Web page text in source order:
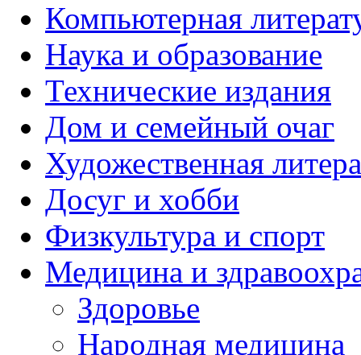
Компьютерная
Наука и образование
Технические издания
Дом и семейный очаг
Художественная
Досуг и хобби
Физкультура и спорт
Медицина и
Здоровье
Народная медицина